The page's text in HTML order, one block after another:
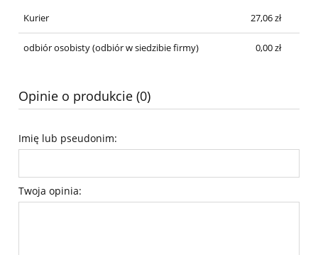
Kurier
27,06 zł
odbiór osobisty(odbiór w siedzibie firmy) 0,00 zł
Opinie o produkcie (0)
Imię lub pseudonim:
Twoja opinia: